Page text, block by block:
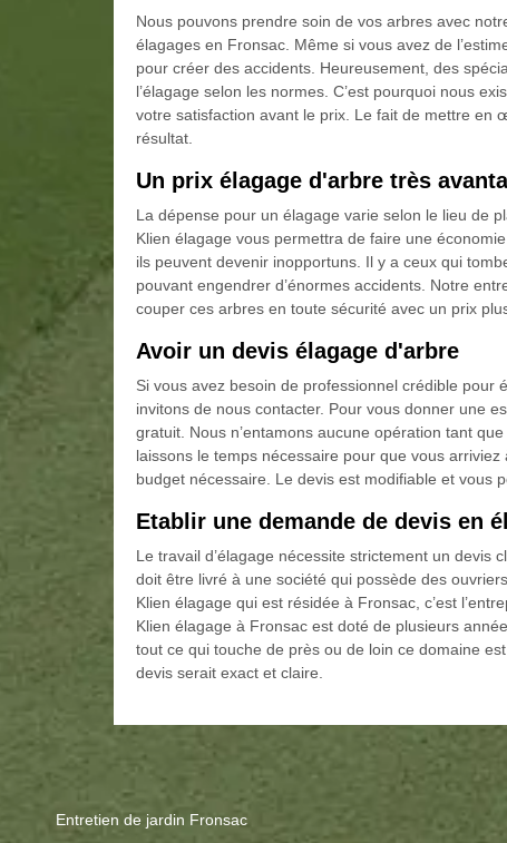
Nous pouvons prendre soin de vos arbres avec
élagages en Fronsac. Même si vous avez de
pour créer des accidents. Heureusement, des
l’élagage selon les normes. C’est pourquoi nous
votre satisfaction avant le prix. Le fait de mettre en
résultat.
Un prix élagage d'arbre très
La dépense pour un élagage varie selon le lieu de
Klien élagage vous permettra de faire une
ils peuvent devenir inopportuns. Il y a ceux qui
pouvant engendrer d’énormes accidents. Notre
couper ces arbres en toute sécurité avec un prix
Avoir un devis élagage d'arbre
Si vous avez besoin de professionnel crédible
invitons de nous contacter. Pour vous donner une
gratuit. Nous n’entamons aucune opération tant
laissons le temps nécessaire pour que vous
budget nécessaire. Le devis est modifiable et vous
Etablir une demande de devis en
Le travail d’élagage nécessite strictement un devis
doit être livré à une société qui possède des
Klien élagage qui est résidée à Fronsac, c’est
Klien élagage à Fronsac est doté de plusieurs
tout ce qui touche de près ou de loin ce domaine
devis serait exact et claire.
Entretien de jardin Fronsac